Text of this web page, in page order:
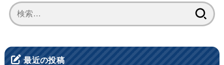
索:
最近の投稿